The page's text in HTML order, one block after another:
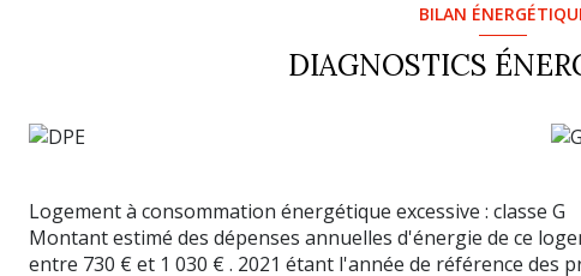
BILAN
DIAGNOSTICS
Logement à consommation énergétique excessive : classe G
Montant estimé des dépenses annuelles d'énergie de ce
entre 730 € et 1 030 € . 2021 étant l'année de référence des